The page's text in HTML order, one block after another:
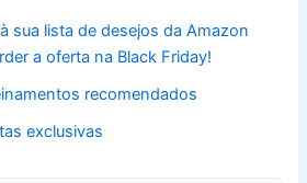
sua lista de desejos da Amazon
a oferta na Black Friday!
recomendados
exclusivas